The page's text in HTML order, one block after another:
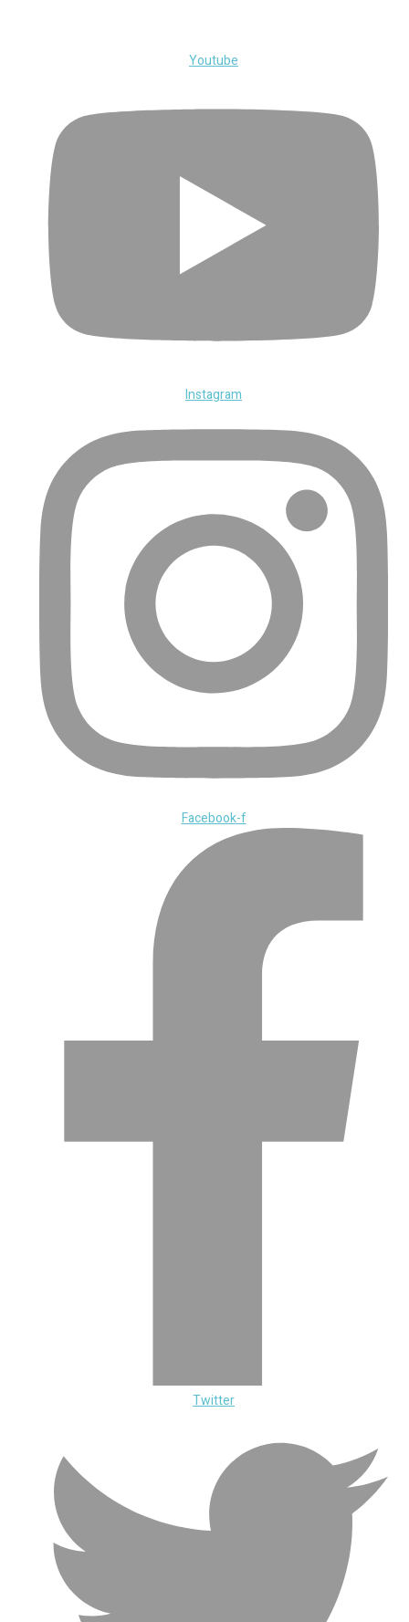
Youtube
Instagram
Facebook-f
Twitter